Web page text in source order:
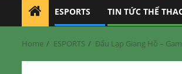
ESPORTS TIN TỨC THỂ
Home ESPORTS Đấu Lạp Giang Hồ –